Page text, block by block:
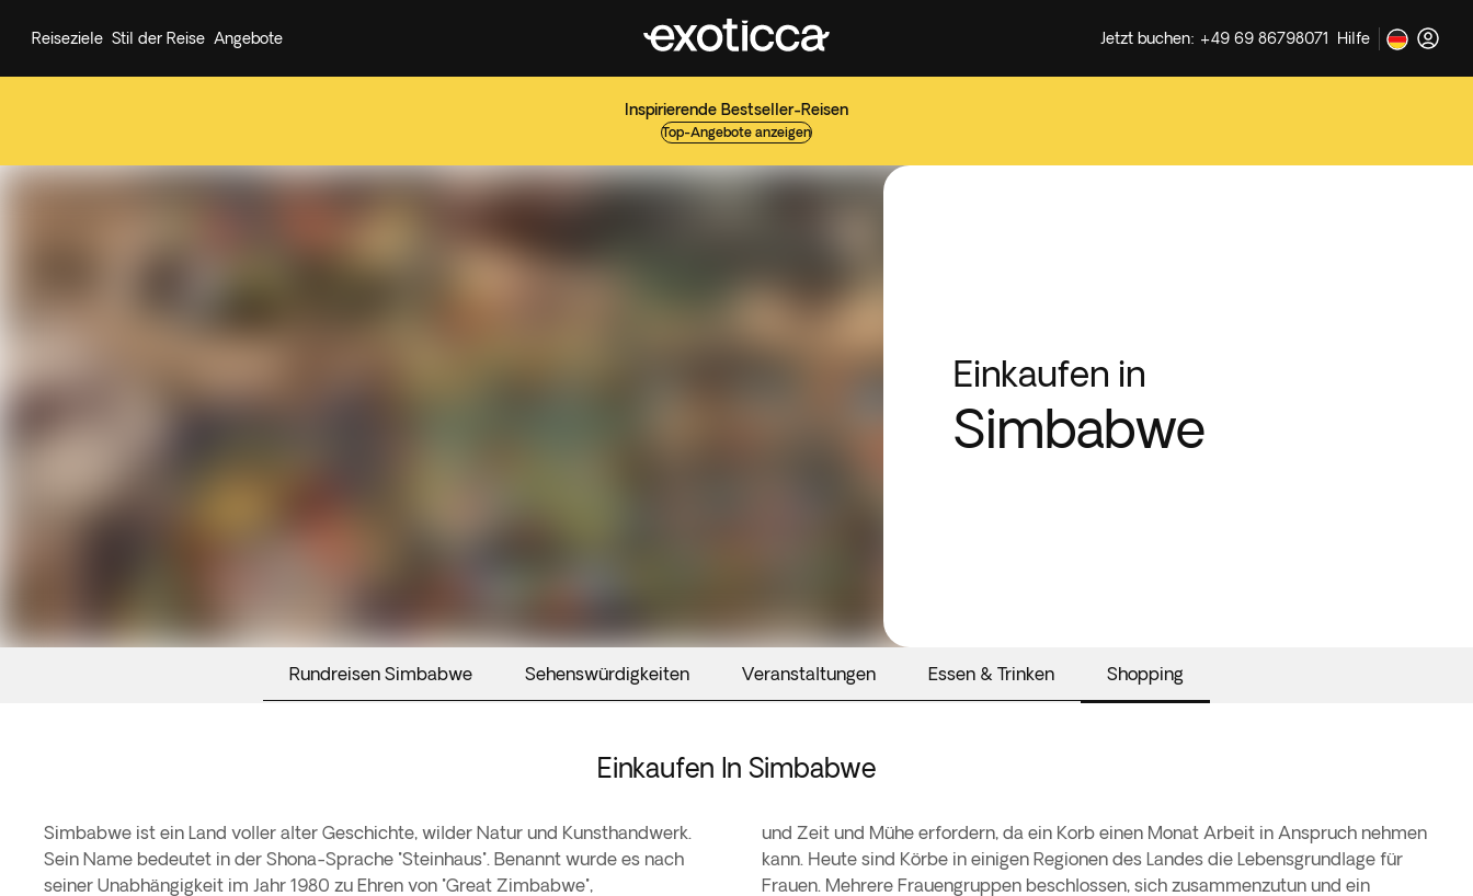
Inspirierende Bestseller-Reisen
Top-Angebote anzeigen
Reiseziele Stil der Reise Angebote Jetzt buchen: +49 69 86798071 Hilfe
Einkaufen in
Simbabwe
Rundreisen Simbabwe Sehenswürdigkeiten Veranstaltungen Essen & Trinken Shopping
Einkaufen In Simbabwe
Simbabwe ist ein Land voller alter Geschichte, wilder Natur und Kunsthandwerk.
Sein Name bedeutet in der Shona-Sprache "Steinhaus". Benannt wurde es nach
seiner Unabhängigkeit im Jahr 1980 zu Ehren von "Great Zimbabwe",
und Zeit und Mühe erfordern, da ein Korb einen Monat Arbeit in Anspruch nehmen
kann. Heute sind Körbe in einigen Regionen des Landes die Lebensgrundlage für
Frauen. Mehrere Frauengruppen beschlossen, sich zusammenzutun und ein